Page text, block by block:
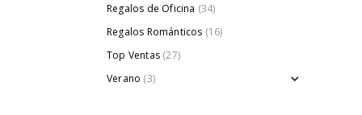
Regalos de Oficina (34)
Regalos Románticos (16)
Top Ventas (27)
Verano (3)